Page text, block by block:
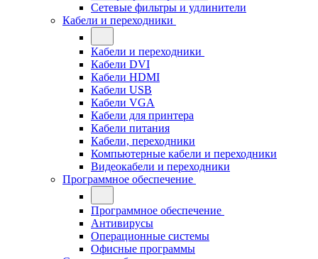
Сетевые фильтры и удлинители
Кабели и переходники
Кабели и переходники
Кабели DVI
Кабели HDMI
Кабели USB
Кабели VGA
Кабели для принтера
Кабели питания
Кабели, переходники
Компьютерные кабели и переходники
Видеокабели и переходники
Программное обеспечение
Программное обеспечение
Антивирусы
Операционные системы
Офисные программы